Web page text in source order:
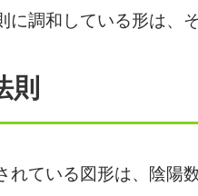
調和している形は、
則
ている図形は、陰陽